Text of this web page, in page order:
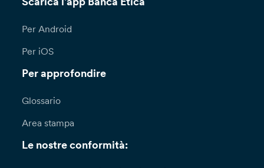
Per Android
Per iOS
Per approfondire
Glossario
Area stampa
Le nostre conformità: